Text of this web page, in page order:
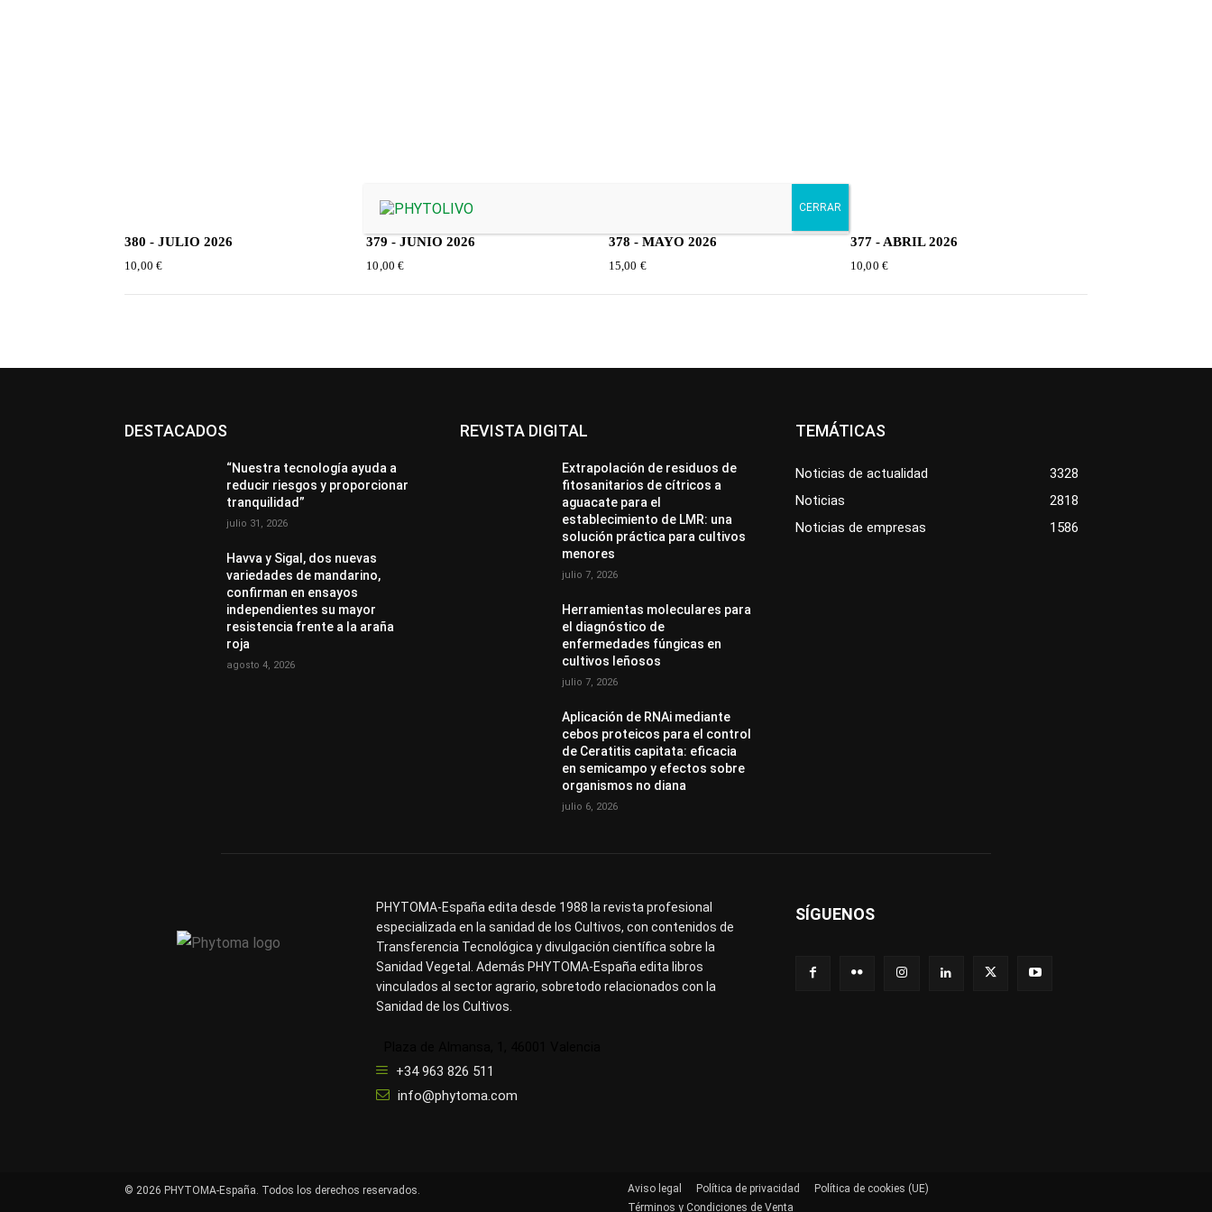
380 - JULIO 2026
10,00€
379 - JUNIO 2026
10,00€
378 - MAYO 2026
15,00 €
377 - ABRIL 2026
10,00 €
DESTACADOS
“Nuestra tecnología ayuda a
reducir riesgos y proporcionar
tranquilidad”
julio 31, 2026
Havva y Sigal, dos nuevas
variedades de mandarino,
confirman en ensayos
independientes su mayor
resistencia frente a la araña
roja
agosto 4, 2026
REVISTA DIGITAL
Extrapolación de residuos de
fitosanitarios de cítricos a
aguacate para el
establecimiento de LMR: una
solución práctica para cultivos
menores
julio 7, 2026
Herramientas moleculares para
el diagnóstico de
enfermedades fúngicas en
cultivos leñosos
julio 7, 2026
Aplicación de RNAi mediante
cebos proteicos para el control
de Ceratitis capitata: eficacia
en semicampo y efectos sobre
organismos no diana
julio 6, 2026
TEMÁTICAS
Noticias de actualidad
3328
Noticias
2818
Noticias de empresas
1586
PHYTOMA-España edita desde 1988 la revista profesional
especializada en la sanidad de los Cultivos, con contenidos de
Transferencia Tecnológica y divulgación científica sobre la
Sanidad Vegetal. Además PHYTOMA-España edita libros
vinculados al sector agrario, sobretodo relacionados con la
Sanidad de los Cultivos.
+34 963 826 511
info@phytoma.com
SÍGUENOS
© 2026 PHYTOMA-España. Todos los derechos reservados. Aviso legal Política de privacidad
Política de cookies (UE)
Términos y Condiciones de Venta